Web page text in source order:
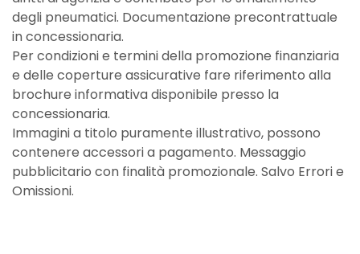
degli pneumatici. Documentazione precontrattuale
in concessionaria.
Per condizioni e termini della promozione finanziaria
e delle coperture assicurative fare riferimento alla
brochure informativa disponibile presso la
concessionaria.
Immagini a titolo puramente illustrativo, possono
contenere accessori a pagamento. Messaggio
pubblicitario con finalità promozionale. Salvo Errori e
Omissioni.